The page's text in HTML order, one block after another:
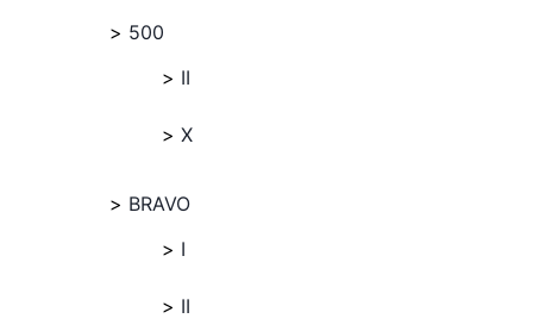
500
II
X
BRAVO
I
II